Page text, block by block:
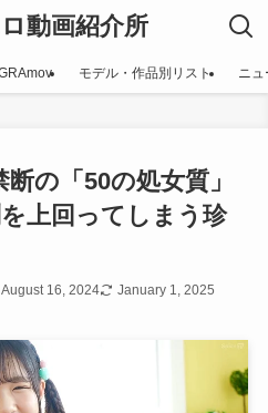
動画紹介所
モデル・作品別リスト ニュ
の「50の処女質」
上回ってしまう珍
August 16, 2024 January 1, 2025